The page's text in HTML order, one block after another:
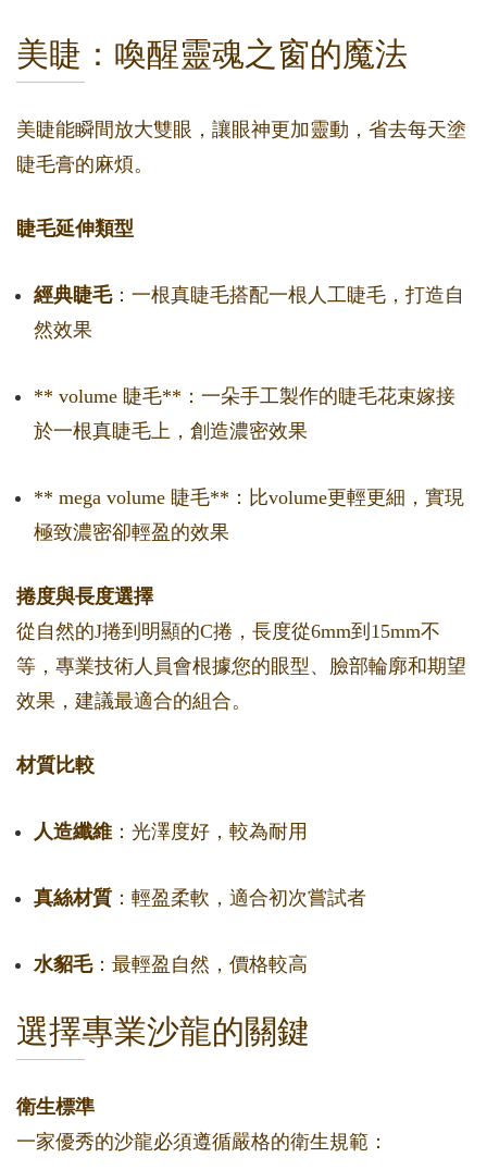
美睫：喚醒靈魂之窗的魔法
美睫能瞬間放大雙眼，讓眼神更加靈動，省去每天塗
睫毛膏的麻煩。
睫毛延伸類型
經典睫毛：一根真睫毛搭配一根人工睫毛，打造自
然效果
** volume 睫毛**：一朵手工製作的睫毛花束嫁接
於一根真睫毛上，創造濃密效果
** mega volume 睫毛**：比volume更輕更細，實現
極致濃密卻輕盈的效果
捲度與長度選擇
從自然的J捲到明顯的C捲，長度從6mm到15mm不
等，專業技術人員會根據您的眼型、臉部輪廓和期望
效果，建議最適合的組合。
材質比較
人造纖維 ：光澤度好，較為耐用
真絲材質 ：輕盈柔軟，適合初次嘗試者
水貂毛：最輕盈自然，價格較高
選擇專業沙龍的關鍵
衛生標準
一家優秀的沙龍必須遵循嚴格的衛生規範：